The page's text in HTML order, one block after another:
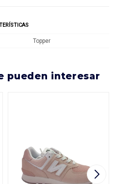
Topper
pueden interesar